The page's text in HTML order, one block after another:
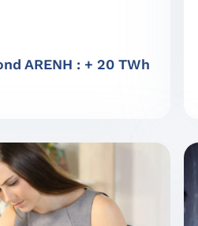
ARENH : + 20 TWh